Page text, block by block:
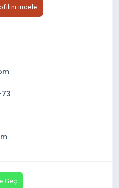
incele
Geç